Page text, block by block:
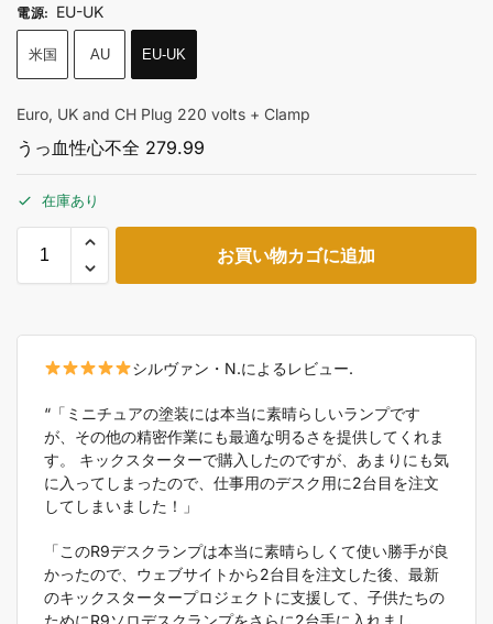
電源: EU-UK
米国 AU EU-UK
Euro, UK and CH Plug 220 volts + Clamp
うっ血性心不全 279.99
在庫あり
お買い物カゴに追加
シルヴァン・N.によるレビュー.
“「ミニチュアの塗装には本当に素晴らしいランプです
が、その他の精密作業にも最適な明るさを提供してくれま
す。 キックスターターで購入したのですが、あまりにも気
に入ってしまったので、仕事用のデスク用に2台目を注文
してしまいました！」
「このR9デスクランプは本当に素晴らしくて使い勝手が良
かったので、ウェブサイトから2台目を注文した後、最新
のキックスタータープロジェクトに支援して、子供たちの
ためにR9ソロデスクランプをさらに2台手に入れまし